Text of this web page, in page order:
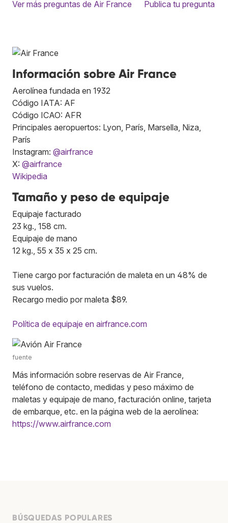
Ver más preguntas de Air France Publica tu pregunta
Información sobre Air France
Aerolínea fundada en 1932
Código IATA: AF
Código ICAO: AFR
Principales aeropuertos: Lyon, París, Marsella, Niza,
París
Instagram: @airfrance
X: @airfrance
Wikipedia
Tamaño y peso de equipaje
Equipaje facturado
23 kg., 158 cm.
Equipaje de mano
12 kg., 55 x 35 x 25 cm.
Tiene cargo por facturación de maleta en un 48% de
sus vuelos.
Recargo medio por maleta $89.
Política de equipaje en airfrance.com
fuente
Más información sobre reservas de Air France,
teléfono de contacto, medidas y peso máximo de
maletas y equipaje de mano, facturación online, tarjeta
de embarque, etc. en la página web de la aerolínea:
https://www.airfrance.com
BÚSQUEDAS POPULARES